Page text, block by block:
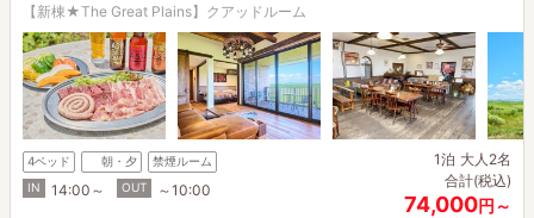
【新棟★The Great Plains】クアッドルーム
4ベッド 朝・夕
禁煙ルーム
IN
14:00～ OUT ～10:00
1泊 大人2名
合計(税込)
74,000円～